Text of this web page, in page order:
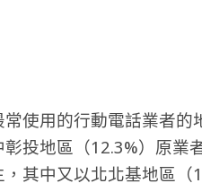
使用的行動電話業者的
投地區（12.3%）原業
其中又以北北基地區（